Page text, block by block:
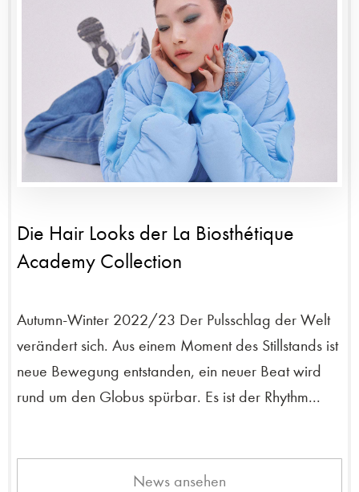
Die Hair Looks der La Biosthétique
Academy Collection
Autumn-Winter 2022/23 Der Pulsschlag der Welt
verändert sich. Aus einem Moment des Stillstands ist
neue Bewegung entstanden, ein neuer Beat wird
rund um den Globus spürbar. Es ist der Rhythm...
News ansehen